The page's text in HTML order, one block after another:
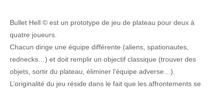
Bullet Hell © est un prototype de jeu de plateau pour deux à
quatre joueurs.
Chacun dirige une équipe différente (aliens, spationautes,
rednecks…) et doit remplir un objectif classique (trouver des
objets, sortir du plateau, éliminer l’équipe adverse…).
L’originalité du jeu réside dans le fait que les affrontements se